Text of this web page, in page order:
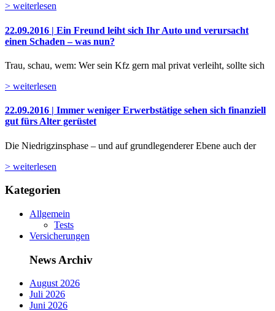
> weiterlesen
22.09.2016 | Ein Freund leiht sich Ihr Auto und verursacht
einen Schaden – was nun?
Trau, schau, wem: Wer sein Kfz gern mal privat verleiht, sollte sich
> weiterlesen
22.09.2016 | Immer weniger Erwerbstätige sehen sich finanziell
gut fürs Alter gerüstet
Die Niedrigzinsphase – und auf grundlegenderer Ebene auch der
> weiterlesen
Kategorien
Allgemein
Tests
Versicherungen
News Archiv
August 2026
Juli 2026
Juni 2026